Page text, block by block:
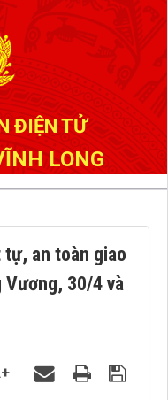
ĐIỆN TỬ
LONG
an toàn giao
Vương, 30/4 và